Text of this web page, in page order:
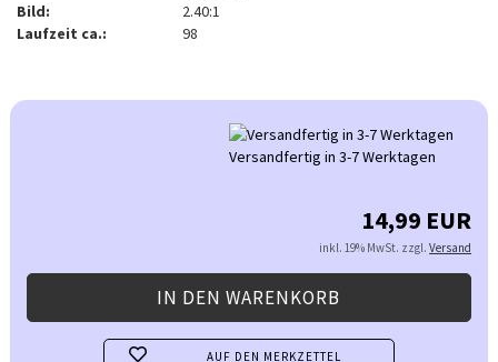
Bild:
2.40:1
Laufzeit ca.:
98
Versandfertig in 3-7 Werktagen
14,99 EUR
inkl. 19% MwSt. zzgl.Versand
AUF DEN MERKZETTEL